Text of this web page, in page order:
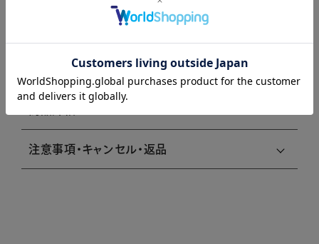
商品説明
注意事項・キャンセル・返品